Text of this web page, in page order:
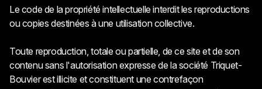
Le code de la propriété intellectuelle interdit les reproductions
ou copies destinées à une utilisation collective.
Toute reproduction, totale ou partielle, de ce site et de son
contenu sans l'autorisation expresse de la société Triquet-
Bouvier est illicite et constituent une contrefaçon